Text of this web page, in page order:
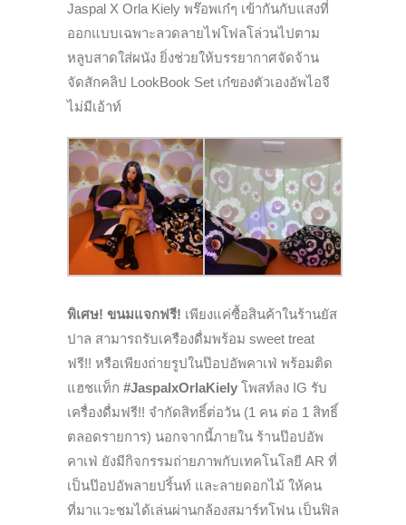
Jaspal X Orla Kiely พร๊อพเก๋ๆ เข้ากันกับแสงที่
ออกแบบเฉพาะลวดลายไฟโฟลโล่วนไปตาม
หลูบสาดใส่ผนัง ยิ่งช่วยให้บรรยากาศจัดจ้าน
จัดสักคลิป LookBook Set เก๋ของตัวเองอัพไอจี
ไม่มีเอ้าท์
พิเศษ! ขนมแจกฟรี! เพียงแค่ซื้อสินค้าในร้านยัส
ปาล สามารถรับเครืองดื่มพร้อม sweet treat
ฟรี!! หรือเพียงถ่ายรูปในป๊อปอัพคาเฟ่ พร้อมติด
แฮชแท็ก #JaspalxOrlaKiely โพสท์ลง IG รับ
เครื่องดื่มฟรี!! จำกัดสิทธิ์ต่อวัน (1 คน ต่อ 1 สิทธิ์
ตลอดรายการ) นอกจากนี้ภายใน ร้านป๊อปอัพ
คาเฟ่ ยังมีกิจกรรมถ่ายภาพกับเทคโนโลยี AR ที่
เป็นป๊อปอัพลายปริ้นท์ และลายดอกไม้ ให้คน
ที่มาแวะชมได้เล่นผ่านกล้องสมาร์ทโฟน เป็นฟิล